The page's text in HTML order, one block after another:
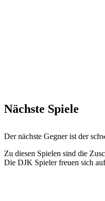
Nächste Spiele
Der nächste Gegner ist der
Zu diesen Spielen sind die
Die DJK Spieler freuen sich